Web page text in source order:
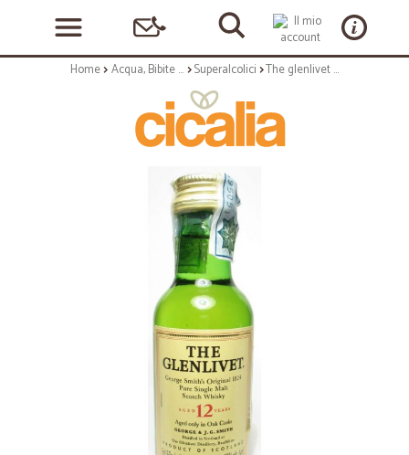
Home Acqua, Bibite e Alcolici Superalcolici The glenlivet 12y mignon cl.5